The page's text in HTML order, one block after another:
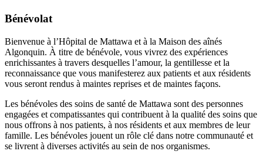
Bénévolat
Bienvenue à l’Hôpital de Mattawa et à la Maison des aînés
Algonquin. À titre de bénévole, vous vivrez des expériences
enrichissantes à travers desquelles l’amour, la gentillesse et la
reconnaissance que vous manifesterez aux patients et aux résidents
vous seront rendus à maintes reprises et de maintes façons.
Les bénévoles des soins de santé de Mattawa sont des personnes
engagées et compatissantes qui contribuent à la qualité des soins que
nous offrons à nos patients, à nos résidents et aux membres de leur
famille. Les bénévoles jouent un rôle clé dans notre communauté et
se livrent à diverses activités au sein de nos organismes.